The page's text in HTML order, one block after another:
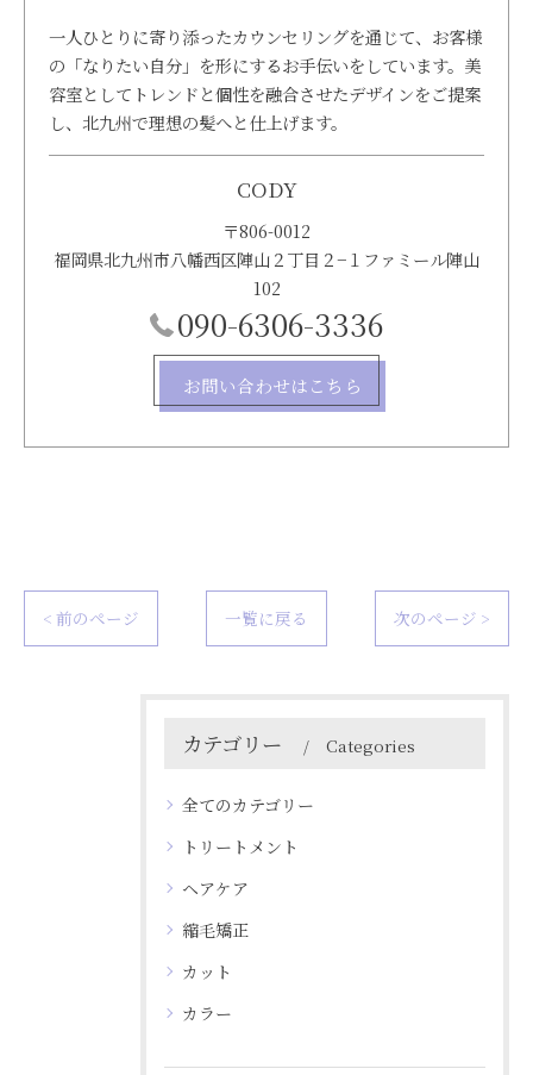
一人ひとりに寄り添ったカウンセリングを通じて、お客様
の「なりたい自分」を形にするお手伝いをしています。美
容室としてトレンドと個性を融合させたデザインをご提案
し、北九州で理想の髪へと仕上げます。
CODY
〒806-0012
福岡県北九州市八幡西区陣山２丁目２−１ファミール陣山
102
090-6306-3336
お問い合わせはこちら
< 前のページ 一覧に戻る 次のページ >
カテゴリー Categories
全てのカテゴリー
トリートメント
ヘアケア
縮毛矯正
カット
カラー